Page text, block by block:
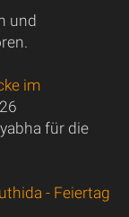
und
im
für die
- Feiertag